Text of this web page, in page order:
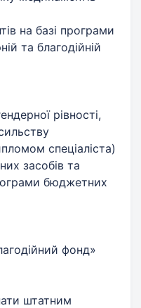
на базі програми
та благодійній
рівності,
спеціаліста)
засобів та
бюджетних
фонд»
штатним